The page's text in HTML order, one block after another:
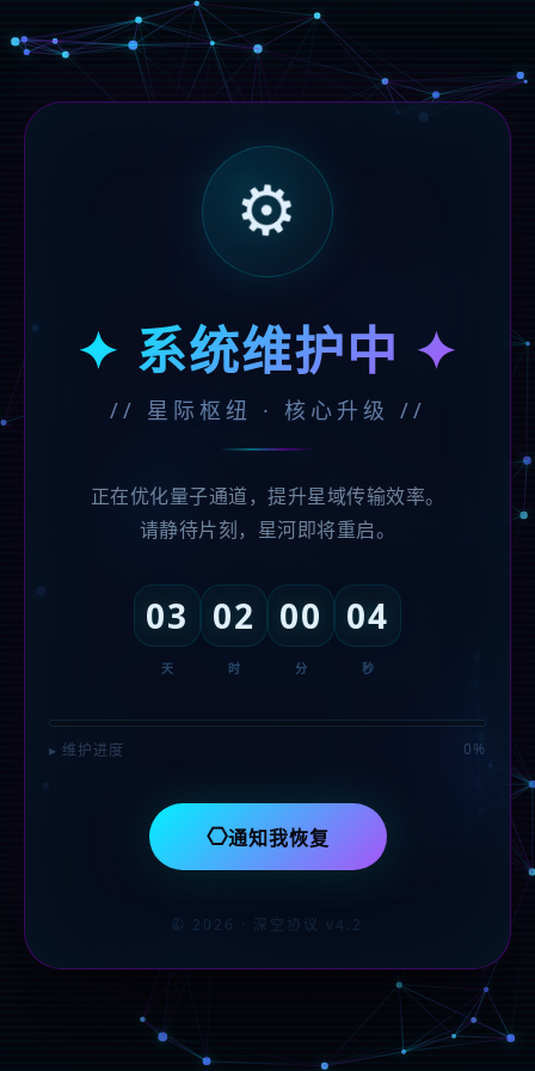
⚙️
✦ 系统维护中 ✦
// 星际枢纽 · 核心升级 //
正在优化量子通道，提升星域传输效率。
请静待片刻，星河即将重启。
03
天
02
时
00
分
04
秒
▸ 维护进度 0%
⎔通知我恢复
© 2026 · 深空协议 v4.2